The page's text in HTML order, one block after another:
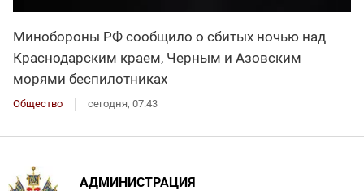
Минобороны РФ сообщило о сбитых ночью над
Краснодарским краем, Черным и Азовским
морями беспилотниках
Общество сегодня, 07:43
АДМИНИСТРАЦИЯ